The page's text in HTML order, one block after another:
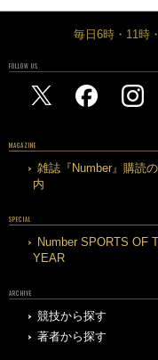
毎日6時・11時
FOLLOW US
MAGAZINE
雑誌『Number』購読
内
SPECIAL
Number SPORTS OF
YEAR
ARCHIVE
競技から探す
著者から探す